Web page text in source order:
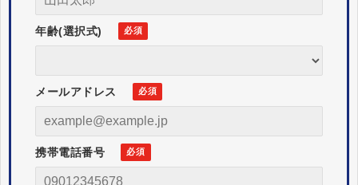
年齢(選択式)
メールアドレス
携帯電話番号